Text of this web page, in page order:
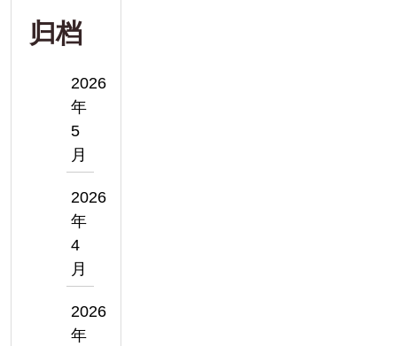
归档
2026
年
5
月
2026
年
4
月
2026
年